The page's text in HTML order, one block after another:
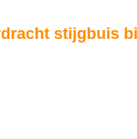
stijgbuis